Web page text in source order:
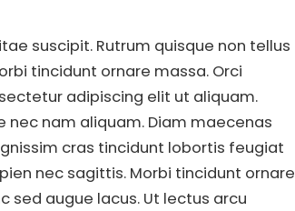
suscipit. Rutrum quisque non tellus
tincidunt ornare massa. Orci
adipiscing elit ut aliquam.
nam aliquam. Diam maecenas
cras tincidunt lobortis feugiat
nec sagittis. Morbi tincidunt ornare
sed augue lacus. Ut lectus arcu